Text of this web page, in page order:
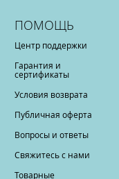
ПОМОЩЬ
Центр поддержки
Гарантия и
сертификаты
Условия возврата
Публичная оферта
Вопросы и ответы
Свяжитесь с нами
Товарные